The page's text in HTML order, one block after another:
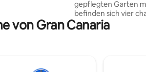
gepflegten Garten
befinden sich vier
Ferienhäuser. Die
deutschen
von Gran Canaria